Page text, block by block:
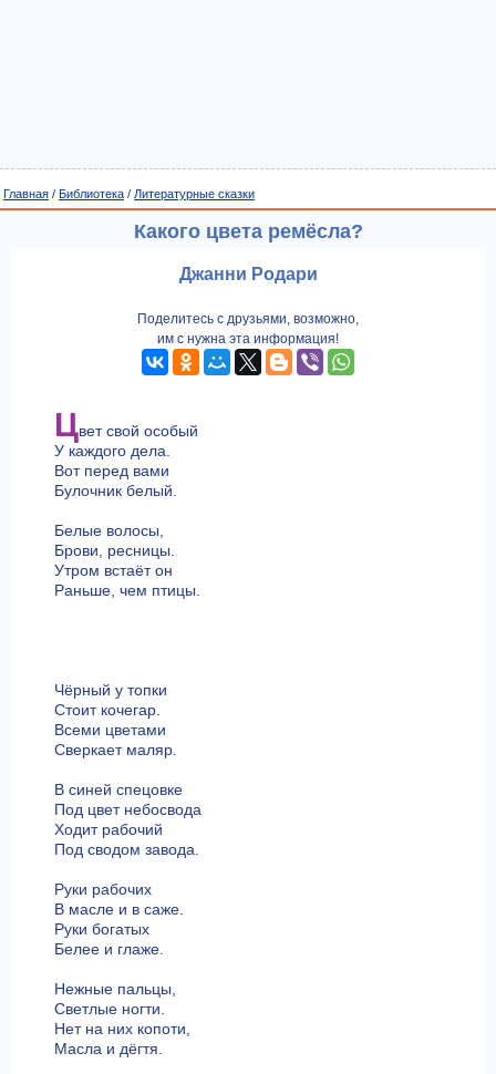
Главная / Библиотека / Литературные сказки
Какого цвета ремёсла?
Джанни Родари
Поделитесь с друзьями, возможно,
им с нужна эта информация!
Цвет свой особый
У каждого дела.
Вот перед вами
Булочник белый.
Белые волосы,
Брови, ресницы.
Утром встаёт он
Раньше, чем птицы.
Чёрный у топки
Стоит кочегар.
Всеми цветами
Сверкает маляр.
В синей спецовке
Под цвет небосвода
Ходит рабочий
Под сводом завода.
Руки рабочих
В масле и в саже.
Руки богатых
Белее и глаже.
Нежные пальцы,
Светлые ногти.
Нет на них копоти,
Масла и дёгтя.